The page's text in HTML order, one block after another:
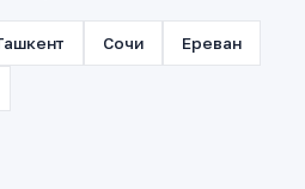
Сочи Ереван